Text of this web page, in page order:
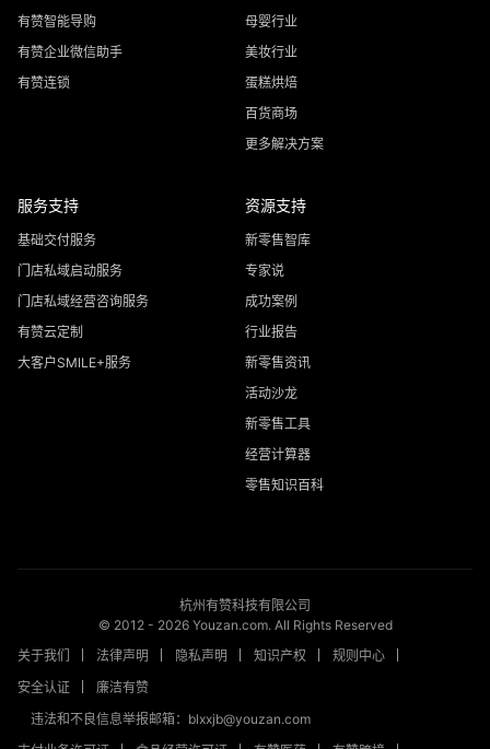
有赞智能导购
有赞企业微信助手
有赞连锁
母婴行业
美妆行业
蛋糕烘焙
百货商场
更多解决方案
服务支持
基础交付服务
门店私域启动服务
门店私域经营咨询服务
有赞云定制
大客户SMILE+服务
资源支持
新零售智库
专家说
成功案例
行业报告
新零售资讯
活动沙龙
新零售工具
经营计算器
零售知识百科
杭州有赞科技有限公司
© 2012 - 2026Youzan.com. All Rights Reserved
关于我们
法律声明 隐私声明 知识产权
规则中心
安全认证
廉洁有赞
违法和不良信息举报邮箱：blxxjb@youzan.com